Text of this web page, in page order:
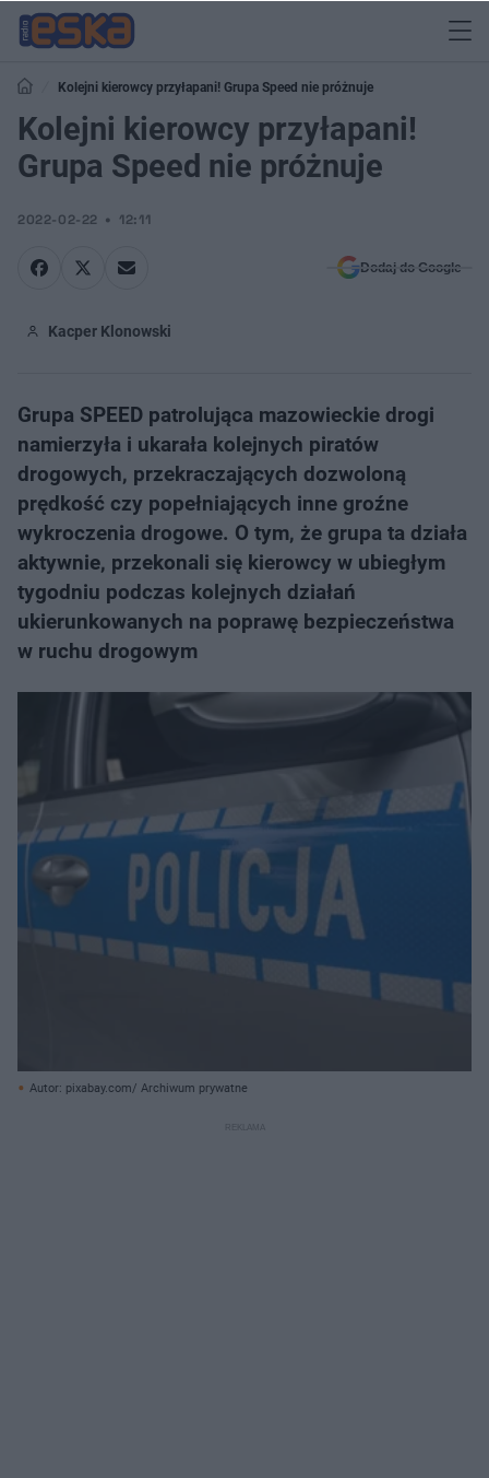
Kolejni kierowcy przyłapani! Grupa Speed nie próżnuje
Kolejni kierowcy przyłapani!
Grupa Speed nie próżnuje
2022-02-22 12:11
Dodaj do Google
Kacper Klonowski
Grupa SPEED patrolująca mazowieckie drogi
namierzyła i ukarała kolejnych piratów
drogowych, przekraczających dozwoloną
prędkość czy popełniających inne groźne
wykroczenia drogowe. O tym, że grupa ta działa
aktywnie, przekonali się kierowcy w ubiegłym
tygodniu podczas kolejnych działań
ukierunkowanych na poprawę bezpieczeństwa
w ruchu drogowym
Autor: pixabay.com/ Archiwum prywatne